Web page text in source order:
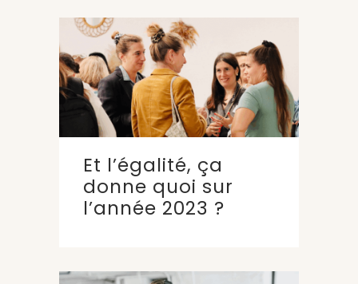
Et l’égalité, ça
donne quoi sur
l’année 2023 ?